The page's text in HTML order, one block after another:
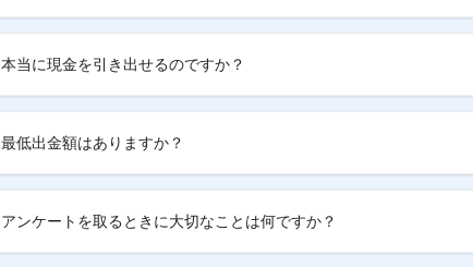
本当に現金を引き出せるのですか？
最低出金額はありますか？
アンケートを取るときに大切なことは何ですか？